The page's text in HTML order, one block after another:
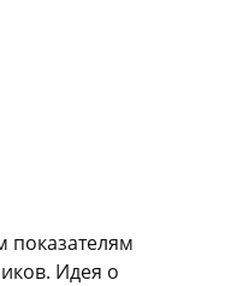
показателям
Идея о